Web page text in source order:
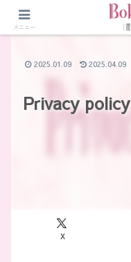
Privacy policy
X
2025.01.09 2025.04.09
メニュー